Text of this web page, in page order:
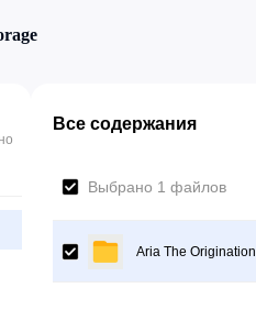
Все содержания
Выбрано 1 файлов
Aria The Origination